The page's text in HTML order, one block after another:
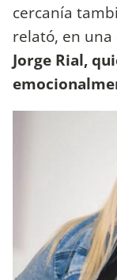
cercanía
relató, en una
Jorge Rial,